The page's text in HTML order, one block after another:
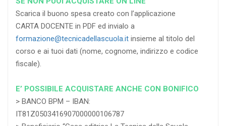
Scarica il buono spesa creato con l’applicazione
CARTA DOCENTE in PDF ed invialo a
formazione@tecnicadellascuola.it insieme al titolo del
corso e ai tuoi dati (nome, cognome, indirizzo e codice
fiscale).
E’ POSSIBILE ACQUISTARE ANCHE CON BONIFICO
> BANCO BPM – IBAN:
IT81Z0503416907000000106787